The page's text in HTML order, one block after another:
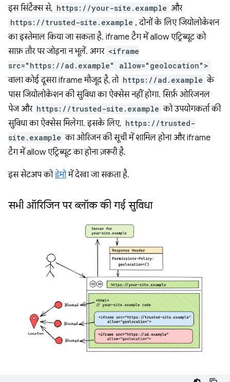
इस सिंटैक्स से, https://your-site.example और
https://trusted-site.example , दोनों के लिए जियोलोकेशन
का इस्तेमाल किया जा सकता है. iframe टैग में allow एट्रिब्यूट को
साफ़ तौर पर जोड़ना न भूलें. अगर <iframe
src="https://ad.example" allow="geolocation">
वाला कोई दूसरा iframe मौजूद है, तो https://ad.example के
पास जियोलोकेशन की सुविधा का ऐक्सेस नहीं होगा. सिर्फ़ ओरिजनल
पेज और https://trusted-site.example को उपयोगकर्ता की
सुविधा का ऐक्सेस मिलेगा. इसके लिए, https://trusted-
site.example का ओरिजन की सूची में शामिल होना और iframe
टैग में allow एट्रिब्यूट का होना ज़रूरी है.
इस सेटअप कोडेमोमें देखा जा सकता है.
सभी ऑरिजिन पर ब्लॉक की गई सुविधा